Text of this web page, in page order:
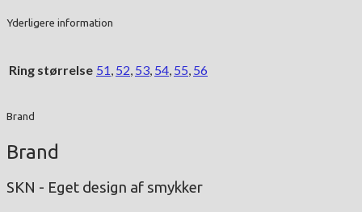
Yderligere information
Ring størrelse 51, 52, 53, 54, 55, 56
Brand
Brand
SKN - Eget design af smykker